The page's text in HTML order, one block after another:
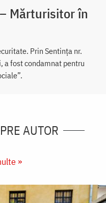
Mărturisitor în
Prin Sentința nr.
fost condamnat pentru
AUTOR
»